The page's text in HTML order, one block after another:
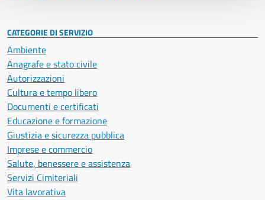
CATEGORIE DI SERVIZIO
Ambiente
Anagrafe e stato civile
Autorizzazioni
Cultura e tempo libero
Documenti e certificati
Educazione e formazione
Giustizia e sicurezza pubblica
Imprese e commercio
Salute, benessere e assistenza
Servizi Cimiteriali
Vita lavorativa